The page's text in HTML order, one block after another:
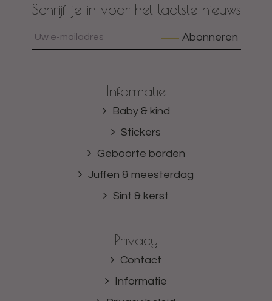
Schrijf je in voor het laatste nieuws
Abonneren
Informatie
Baby & kind
Stickers
Geboorte borden
Juffen & meesterdag
Sint & kerst
Privacy
Contact
Informatie